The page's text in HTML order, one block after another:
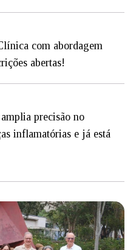
com abordagem
abertas!
precisão no
inflamatórias e já está